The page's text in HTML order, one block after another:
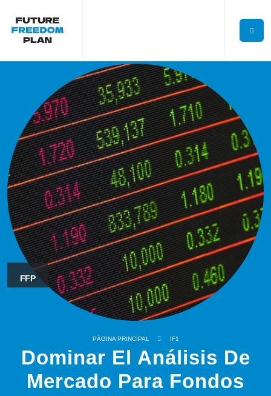
FFP
PÁGINA PRINCIPAL IF1
Dominar El Análisis De
Mercado Para Fondos